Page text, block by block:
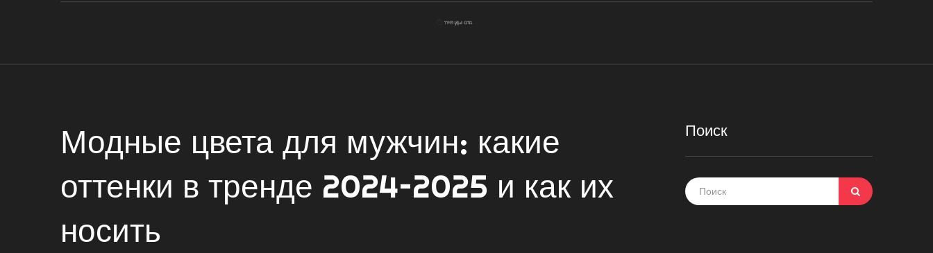
Модные цвета для мужчин: какие
оттенки в тренде 2024–2025 и как их
носить
Поиск